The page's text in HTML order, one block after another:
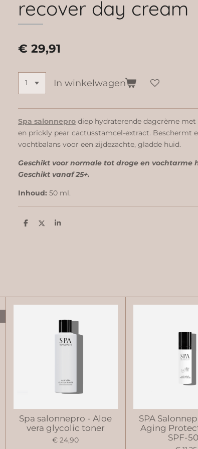
recover day cream
€ 29,91
In winkelwagen
Spa salonnepro diep hydraterende dagcrème
en prickly pear cactusstamcel-extract. Beschermt
vochtbalans voor een zijdezachte, gladde huid.
Geschikt voor normale tot droge en vochtarme
Geschikt vanaf 25+.
Inhoud: 50 ml.
D
D
S
Spa salonnepro - Aloe
vera glycolic toner
€ 24,90
SPA
Aging
SPF-